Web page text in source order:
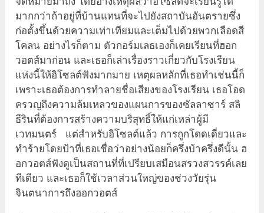
มากกว่าถ้าอยู่ที่บ้านแทนที่จะไปยังสถาบันอันตรายซึ่ง
ก่อตั้งขึ้นด้วยความเท่าเทียมและเต็มไปด้วยพวกเลือดสี
โคลน อย่างไรก็ตาม ตัวกอร์มเลธเองก็เคยเรียนที่ฮอก
วอตส์มาก่อน และเธอก็เล่าเรื่องราวเกี่ยวกับโรงเรียน
แห่งนี้ให้อิโซลต์ฟังมากมาย เหตุผลหลักที่เธอทำเช่นนี้ก็
เพราะเธอต้องการทำลายชื่อเสียงของโรงเรียน เธอโอด
ครวญถึงความล้มเหลวของแผนการของซัลลาซาร์ สลิ
ธีรินที่ต้องการสร้างความบริสุทธิ์ให้แก่เหล่าผู้มี
เวทมนตร์ แต่สำหรับอิโซลต์แล้ว การถูกโดดเดี่ยวและ
ทำร้ายโดยป้าที่เธอเชื่อว่าอย่างน้อยก็ครึ่งบ้าครึ่งดีนั้น ฮ
อกวอตส์ฟังดูเป็นสถานที่ที่เปรียบเสมือนสรวงสวรรค์เลย
ทีเดียว และเธอก็ใช้เวลาส่วนใหญ่ของช่วงวัยรุ่น
จินตนาการถึงฮอกวอตส์